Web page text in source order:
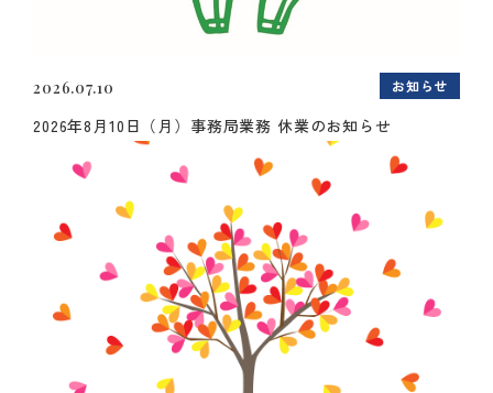
2026.07.10 お知らせ
2026年8月10日（月）事務局業務 休業のお知らせ